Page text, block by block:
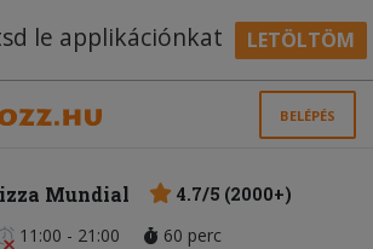
le applikációnkat LETÖLTÖM
BELÉPÉS
Mundial
4.7/5 (2000+)
11:00 - 21:00
60 perc